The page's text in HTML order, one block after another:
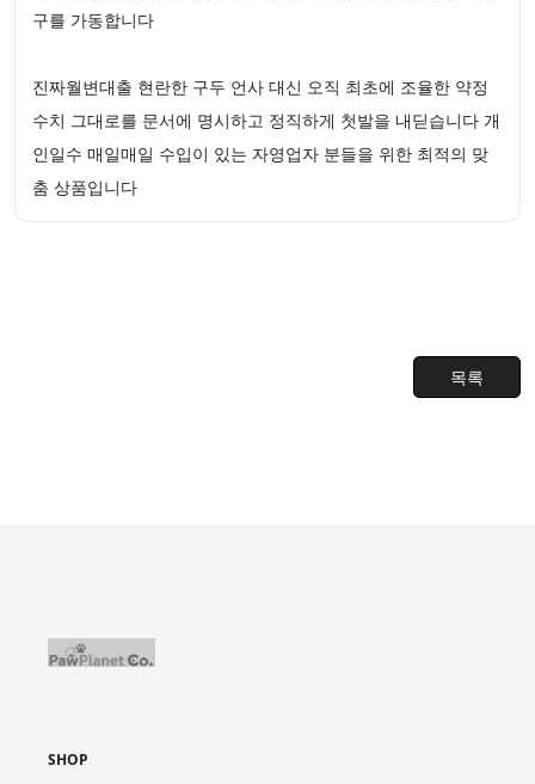
구를 가동합니다
진짜월변대출 현란한 구두 언사 대신 오직 최초에 조율한 약정
수치 그대로를 문서에 명시하고 정직하게 첫발을 내딛습니다 개
인일수 매일매일 수입이 있는 자영업자 분들을 위한 최적의 맞
춤 상품입니다
목록
SHOP